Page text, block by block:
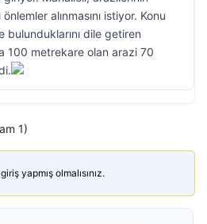
alınmasını istiyor. Konu
dile getiren
100 metrekare olan arazi 70
1)
yapmış olmalısınız.